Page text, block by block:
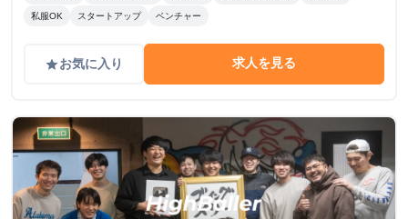
私服OK スタートアップ ベンチャー
gradeお気に入り 求人を見る